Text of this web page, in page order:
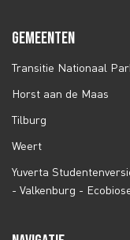
GEMEENTEN
Transitie Nationaal
Horst aan de Maas
Tilburg
Weert
Yuverta
- Valkenburg -